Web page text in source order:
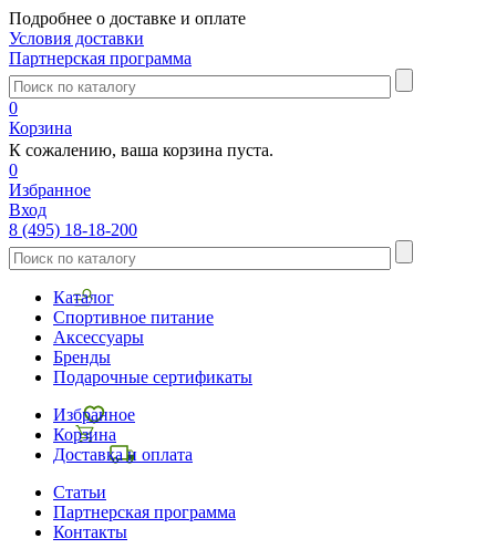
Подробнее о доставке и оплате
Условия доставки
Партнерская программа
0
Корзина
К сожалению, ваша корзина пуста.
0
Избранное
Вход
8 (495) 18-18-200
Каталог
Спортивное питание
Аксессуары
Бренды
Подарочные сертификаты
Избранное
Корзина
Доставка и оплата
Статьи
Партнерская программа
Контакты